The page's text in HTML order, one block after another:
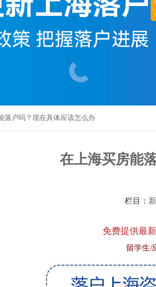
落户吗？现在具体应该怎么办
在上海买房能
栏目：
免费提供最
留学生/